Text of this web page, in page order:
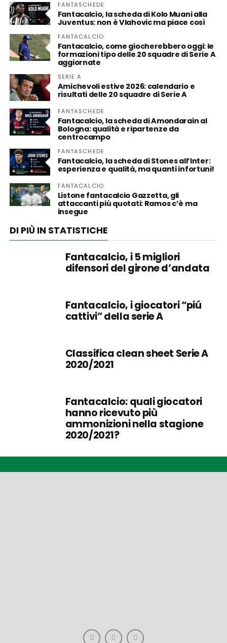
FANTASCHEDE
Fantacalcio, la scheda di Kolo Muani alla
Juventus: non è Vlahovic ma piace così
FANTACALCIO
Fantacalcio, come giocherebbero oggi: le
formazioni tipo delle 20 squadre di Serie A
aggiornate
SERIE A
Amichevoli estive 2026: calendario e
risultati delle 20 squadre di Serie A
FANTASCHEDE
Fantacalcio, la scheda di Amondarain al
Bologna: qualità e ripartenze da
centrocampo
FANTASCHEDE
Fantacalcio, la scheda di Stones all’Inter:
esperienza e qualità, ma quanti infortuni!
FANTACALCIO
Listone fantacalcio Gazzetta, gli
attaccanti più quotati: Ramos c’è ma
insegue
DI PIÙ IN STATISTICHE
Fantacalcio, i 5 migliori
difensori del girone d’andata
Fantacalcio, i giocatori “piú
cattivi” della serie A
Classifica clean sheet Serie A
2020/2021
Fantacalcio: quali giocatori
hanno ricevuto più
ammonizioni nella stagione
2020/2021?